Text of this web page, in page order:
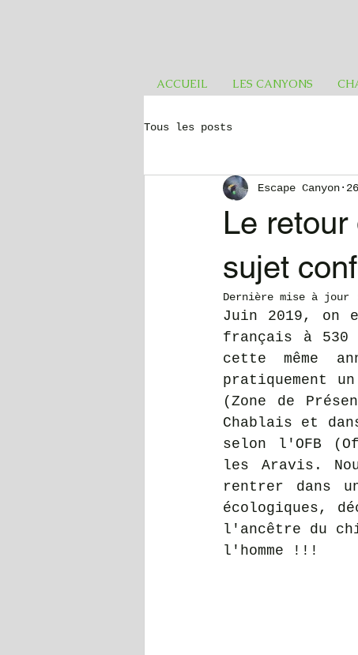
ACCUEIL LES CANYONS
Tous les posts
Le
sujet
Escape Canyon
Dernière mise à jour
Juin 2019, on
français à 530
cette même
pratiquement
(Zone de
Chablais et
selon l'OFB
les Aravis.
rentrer dans
écologiques,
l'ancêtre du
l'homme !!!